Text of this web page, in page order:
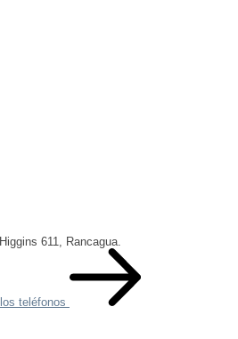
611, Rancagua.
teléfonos